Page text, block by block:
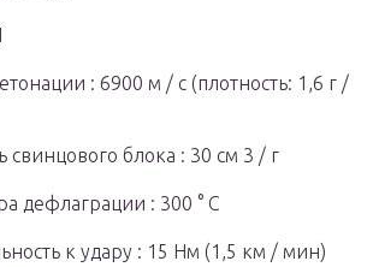
: 6900 м / с (плотность: 1,6 г /
свинцового блока : 30 см 3 / г
дефлаграции : 300 ° C
к удару : 15 Нм (1,5 км / мин)